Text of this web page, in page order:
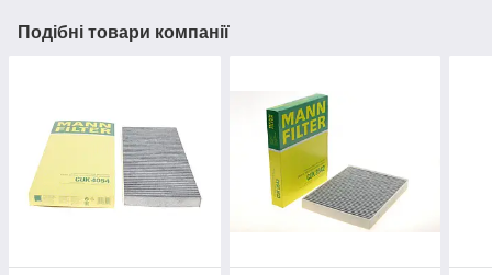
Подібні товари компанії